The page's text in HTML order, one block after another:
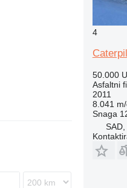
4
50.000
Asfaltni
2011
8.041
Snaga